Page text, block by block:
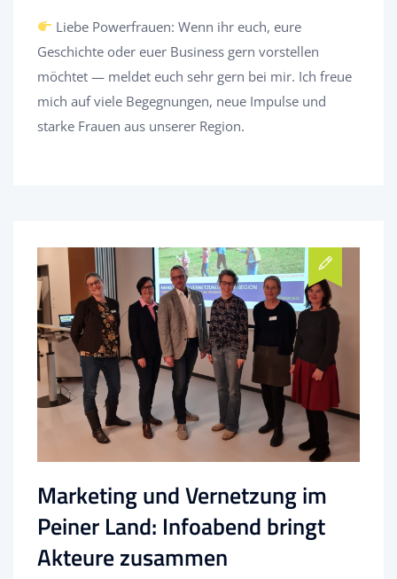
Liebe Powerfrauen: Wenn ihr euch, eure
Geschichte oder euer Business gern vorstellen
möchtet — meldet euch sehr gern bei mir. Ich freue
mich auf viele Begegnungen, neue Impulse und
starke Frauen aus unserer Region.
Marketing und Vernetzung im
Peiner Land: Infoabend bringt
Akteure zusammen